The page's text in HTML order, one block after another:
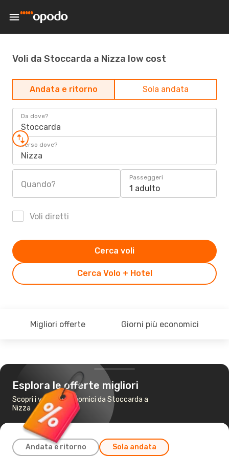
Voli da Stoccarda a Nizza low cost
Andata e ritorno Sola andata
Da dove?
Stoccarda
Verso dove?
Nizza
Quando?
Passeggeri
1 adulto
Voli diretti
Cerca Volo + Hotel
Cerca voli
Migliori offerte Giorni più economici
Esplora le offerte migliori
Scopri i voli più economici da Stoccarda a
Nizza
Andata e ritorno Sola andata